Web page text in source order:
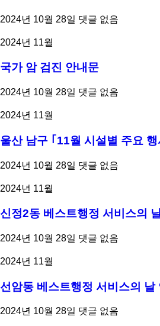
2024년 10월 28일 댓글 없음
2024년 11월
국가 암 검진 안내문
2024년 10월 28일 댓글 없음
2024년 11월
울산 남구 ｢11월 시설별 주요 행
2024년 10월 28일 댓글 없음
2024년 11월
신정2동 베스트행정 서비스의
2024년 10월 28일 댓글 없음
2024년 11월
선암동 베스트행정 서비스의 날
2024년 10월 28일 댓글 없음